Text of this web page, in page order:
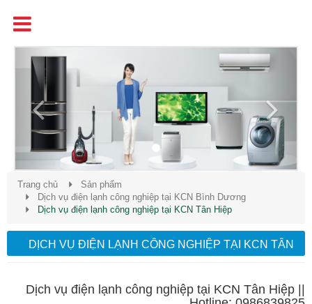
Previous
Trang chủ
Sản phẩm
Dịch vụ điện lạnh công nghiệp tại KCN Bình Dương
Dịch vụ điện lạnh công nghiệp tại KCN Tân Hiệp
DỊCH VỤ ĐIỆN LẠNH CÔNG NGHIỆP TẠI KCN TÂN
Dịch vụ điện lạnh công nghiệp tại KCN Tân Hiệp ||